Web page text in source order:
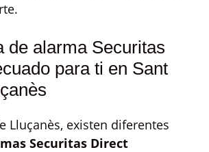
de alarma Securitas
para ti en Sant
Lluçanès, existen diferentes
Securitas Direct